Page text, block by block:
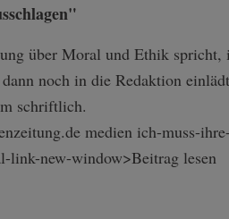
über Moral und Ethik spricht,
noch in die Redaktion
schriftlich.
medien ich-muss-
link-n­ew-window>Beitr­ag lesen